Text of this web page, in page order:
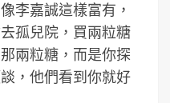
李嘉誠這樣富有，
孤兒院，買兩粒糖
兩粒糖，而是你探
，他們看到你就好